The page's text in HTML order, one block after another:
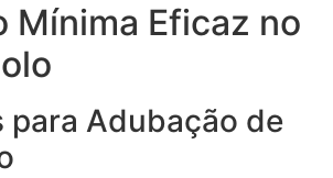
Mínima Eficaz no
para Adubação de